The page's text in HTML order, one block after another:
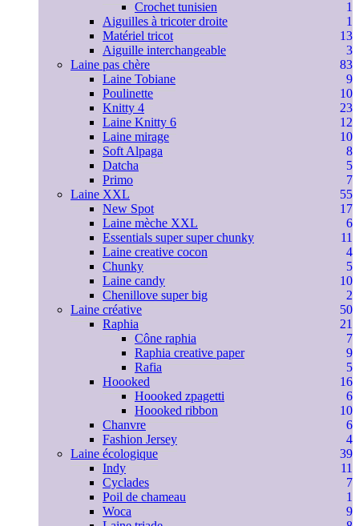
Crochet tunisien
1
Aiguilles à tricoter droite
1
Matériel tricot
13
Aiguille interchangeable
3
Laine pas chère
83
Laine Tobiane
9
Poulinette
10
Knitty 4
23
Laine Knitty 6
12
Laine mirage
10
Soft Alpaga
8
Datcha
5
Primo
7
Laine XXL
55
New Spot
17
Laine mèche XXL
6
Essentials super super chunky
11
Laine creative cocon
4
Chunky
5
Laine candy
10
Chenillove super big
2
Laine créative
50
Raphia
21
Cône raphia
7
Raphia creative paper
9
Rafia
5
Hoooked
16
Hoooked zpagetti
6
Hoooked ribbon
10
Chanvre
6
Fashion Jersey
4
Laine écologique
39
Indy
11
Cyclades
7
Poil de chameau
1
Woca
9